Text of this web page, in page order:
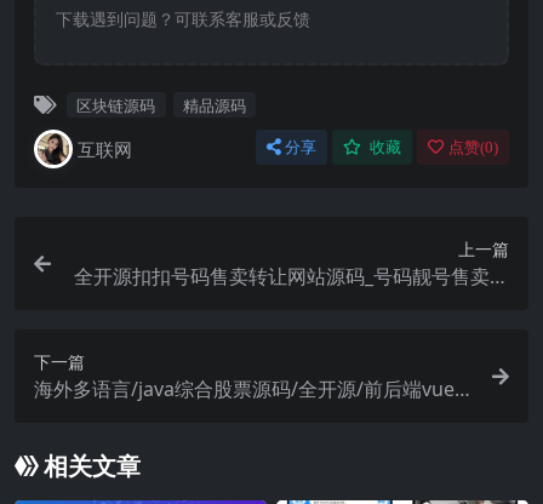
下载遇到问题？可联系客服或反馈
区块链源码 精品源码
互联网 分享 收藏 点赞(0)
上一篇
全开源扣扣号码售卖转让网站源码_号码靓号售卖展
下一篇
海外多语言/java综合股票源码/全开源/前后端vue
相关文章